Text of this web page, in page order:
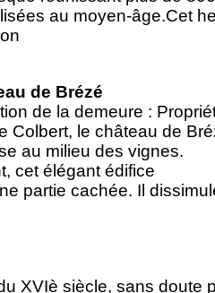
au moyen-âge.Cet
de Brézé
de la demeure :
Colbert, le château de
au milieu des vignes.
cet élégant édifice
partie cachée. Il
XVIè siècle, sans doute